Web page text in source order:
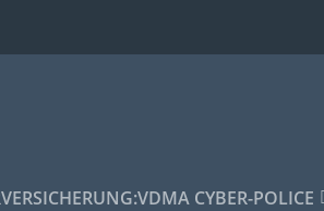
VDMA CYBER-POLICE